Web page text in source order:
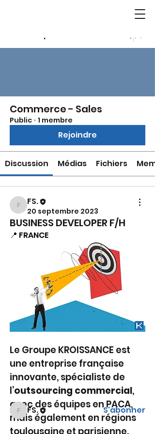
Commerce - Sales
Public · 1 membre
Rejoindre
Discussion Médias Fichiers
FS.
FS.
20 septembre 2023
BUSINESS DEVELOPER F/H
📍 FRANCE
Le Groupe KROISSANCE est
une entreprise française
innovante, spécialiste de
l’outsourcing commercial,
avec des équipes en PACA,
mais également en régions
À propos
Bienvenue dans le groupe !
Communiquez avec d'autres
membres, suivez les actualités
et partagez du contenu.
membres
FS.FS.
S'abonner
Voir tous les membres (1)